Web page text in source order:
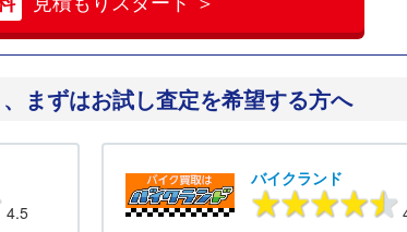
まずはお試し査定を希望する方へ
4.5
バイクランド